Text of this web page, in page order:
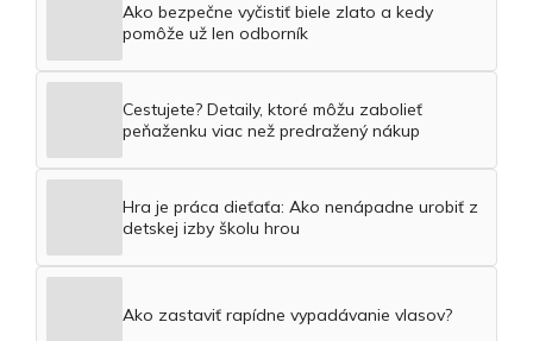
Ako bezpečne vyčistiť biele zlato a kedy
pomôže už len odborník
Cestujete? Detaily, ktoré môžu zabolieť
peňaženku viac než predražený nákup
Hra je práca dieťaťa: Ako nenápadne urobiť z
detskej izby školu hrou
Ako zastaviť rapídne vypadávanie vlasov?